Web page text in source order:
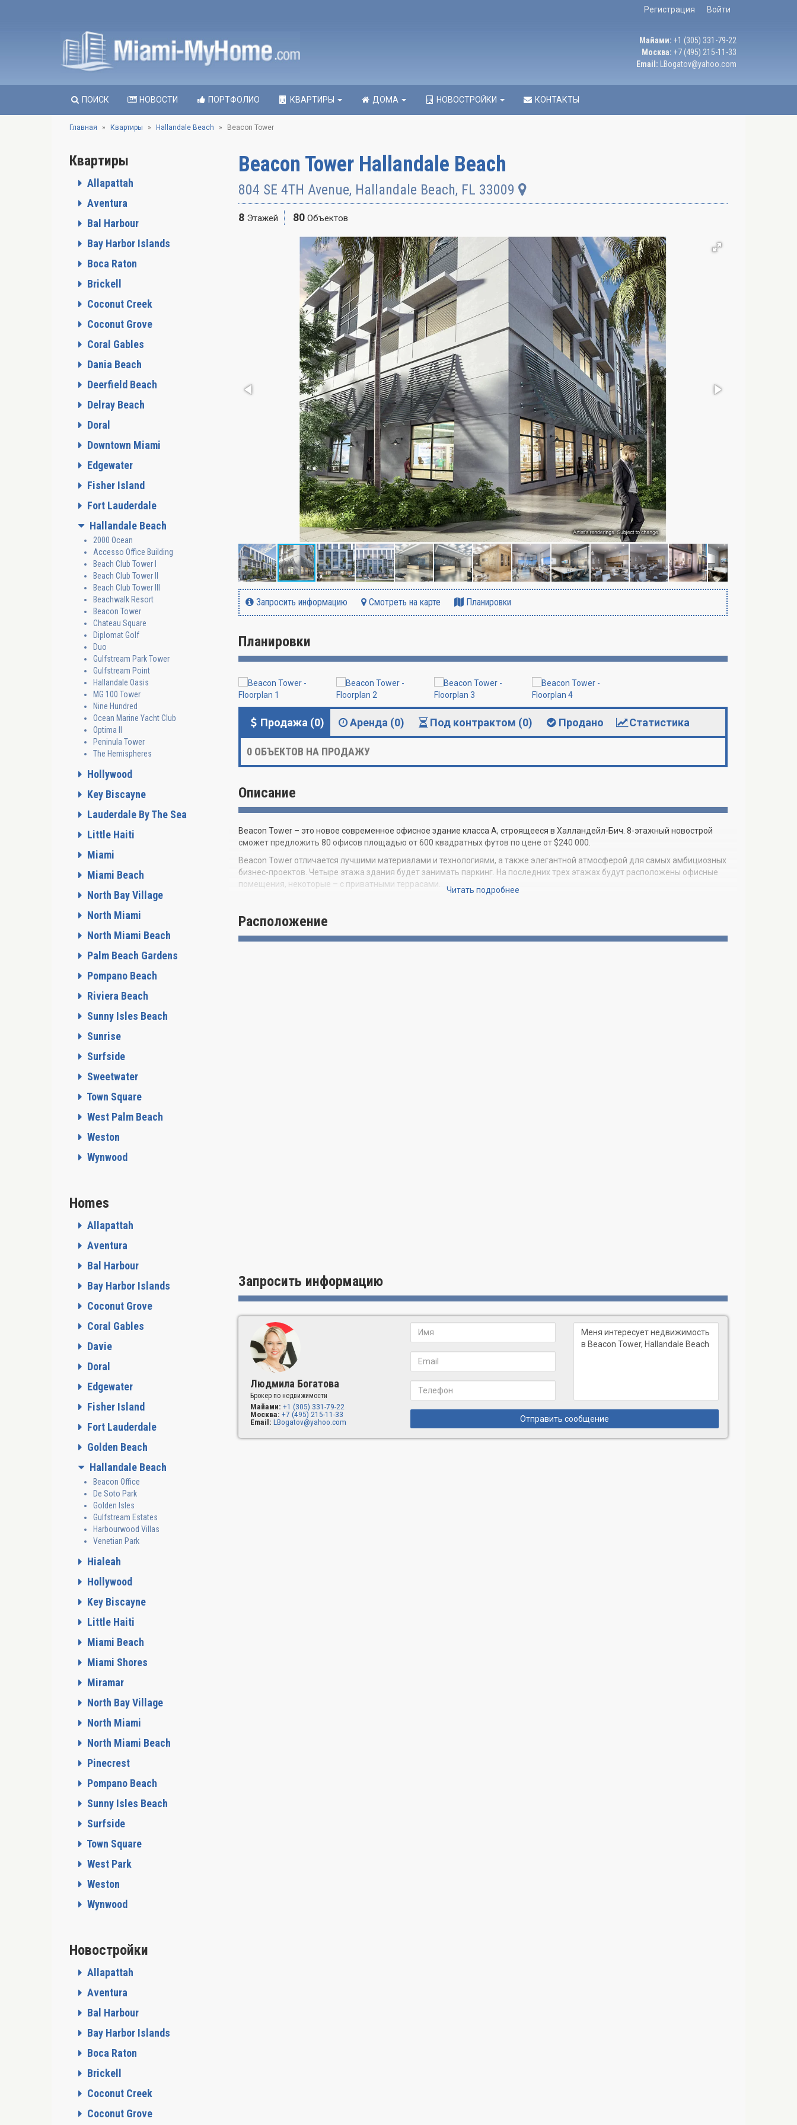
Регистрация Войти
Майами: +1 (305) 331-79-22
Москва: +7 (495) 215-11-33
Email:
LBogatov@yahoo.com
ПОИСК НОВОСТИ ПОРТФОЛИО КВАРТИРЫ ДОМА НОВОСТРОЙКИ КОНТАКТЫ
Главная Квартиры Hallandale Beach Beacon Tower
Beacon Tower Hallandale Beach
804 SE 4TH Avenue, Hallandale Beach, FL 33009
8 Этажей 80 Объектов
Запросить информацию Смотреть на карте Планировки
Планировки
Продажа (0) Аренда (0) Под контрактом (0) Продано Статистика
0 ОБЪЕКТОВ НА ПРОДАЖУ
Описание
Beacon Tower – это новое современное офисное здание класса А, строящееся в Халландейл-Бич. 8-этажный новострой
сможет предложить 80 офисов площадью от 600 квадратных футов по цене от $240 000.
Beacon Tower отличается лучшими материалами и технологиями, а также элегантной атмосферой для самых амбициозных
бизнес-проектов. Четыре этажа здания будет занимать паркинг. На последних трех этажах будут расположены офисные
помещения, некоторые – с приватными террасами.
шопинга, спортивных событий и развлечений. Расположение премиум-класса с прямым доступом к бульвару Бискейн
Читать подробнее
Расположение
Запросить информацию
Людмила Богатова
Брокер по недвижимости
Майами: +1 (305) 331-79-22
Москва: +7 (495) 215-11-33
Email: LBogatov@yahoo.com Отправить сообщение
Квартиры
Allapattah
Aventura
Bal Harbour
Bay Harbor Islands
Boca Raton
Brickell
Coconut Creek
Coconut Grove
Coral Gables
Dania Beach
Deerfield Beach
Delray Beach
Doral
Downtown Miami
Edgewater
Fisher Island
Fort Lauderdale
Hallandale Beach
2000 Ocean
Accesso Office Building
Beach Club Tower I
Beach Club Tower II
Beach Club Tower III
Beachwalk Resort
Beacon Tower
Chateau Square
Diplomat Golf
Duo
Gulfstream Park Tower
Gulfstream Point
Hallandale Oasis
MG 100 Tower
Nine Hundred
Ocean Marine Yacht Club
Optima II
Peninula Tower
The Hemispheres
Hollywood
Key Biscayne
Lauderdale By The Sea
Little Haiti
Miami
Miami Beach
North Bay Village
North Miami
North Miami Beach
Palm Beach Gardens
Pompano Beach
Riviera Beach
Sunny Isles Beach
Sunrise
Surfside
Sweetwater
Town Square
West Palm Beach
Weston
Wynwood
Homes
Allapattah
Aventura
Bal Harbour
Bay Harbor Islands
Coconut Grove
Coral Gables
Davie
Doral
Edgewater
Fisher Island
Fort Lauderdale
Golden Beach
Hallandale Beach
Beacon Office
De Soto Park
Golden Isles
Gulfstream Estates
Harbourwood Villas
Venetian Park
Hialeah
Hollywood
Key Biscayne
Little Haiti
Miami Beach
Miami Shores
Miramar
North Bay Village
North Miami
North Miami Beach
Pinecrest
Pompano Beach
Sunny Isles Beach
Surfside
Town Square
West Park
Weston
Wynwood
Новостройки
Allapattah
Aventura
Bal Harbour
Bay Harbor Islands
Boca Raton
Brickell
Coconut Creek
Coconut Grove